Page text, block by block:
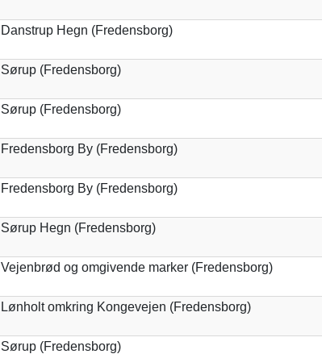
Danstrup Hegn (Fredensborg)
Sørup (Fredensborg)
Sørup (Fredensborg)
Fredensborg By (Fredensborg)
Fredensborg By (Fredensborg)
Sørup Hegn (Fredensborg)
Vejenbrød og omgivende marker (Fredensborg)
Lønholt omkring Kongevejen (Fredensborg)
Sørup (Fredensborg)